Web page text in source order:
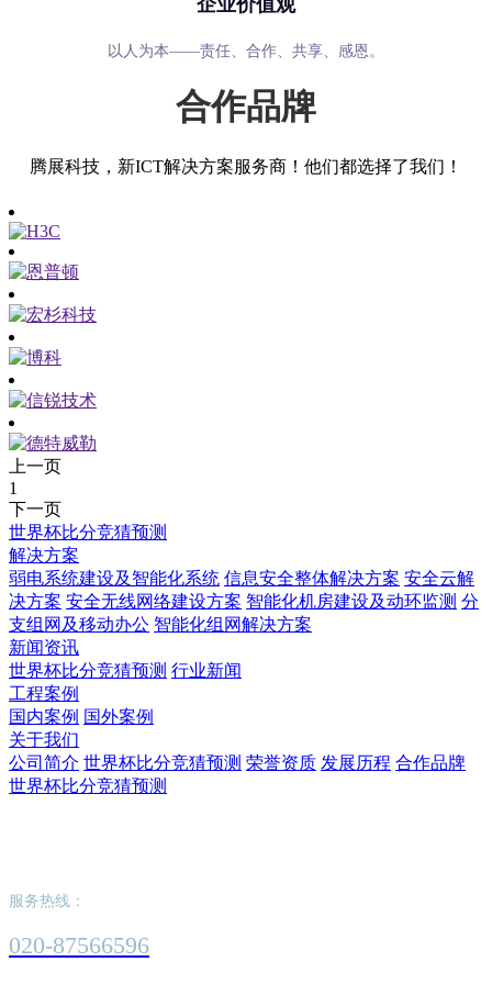
以人为本——责任、合作、共享、感恩。
合作品牌
腾展科技，新ICT解决方案服务商！他们都选择了我们！
上一页
1
下一页
世界杯比分竞猜预测
解决方案
弱电系统建设及智能化系统 信息安全整体解决方案 安全云解
决方案 安全无线网络建设方案 智能化机房建设及动环监测 分
支组网及移动办公 智能化组网解决方案
新闻资讯
世界杯比分竞猜预测 行业新闻
工程案例
国内案例 国外案例
关于我们
公司简介 世界杯比分竞猜预测 荣誉资质 发展历程 合作品牌
世界杯比分竞猜预测
服务热线：
020-87566596